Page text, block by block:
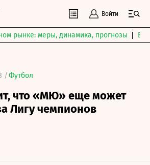
Войти
рынке: меры, динамика, прогнозы
/Футбол
что «МЮ» еще может
Лигу чемпионов